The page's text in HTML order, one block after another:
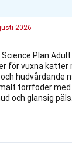
2026
Science Plan
för vuxna katter
hudvårdande
torrfoder med
och glansig päls.